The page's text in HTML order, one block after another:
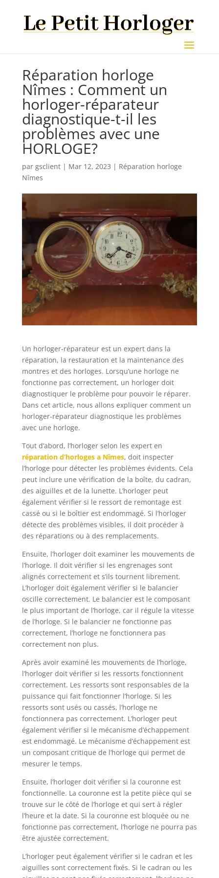
Réparation horloge
Nîmes : Comment un
horloger-réparateur
diagnostique-t-il les
problèmes avec une
HORLOGE?
par gsclient| Mar 12, 2023 | Réparation horloge
Nîmes
Un horloger-réparateur est un expert dans la
réparation, la restauration et la maintenance des
montres et des horloges. Lorsqu’une horloge ne
fonctionne pas correctement, un horloger doit
diagnostiquer le problème pour pouvoir le réparer.
Dans cet article, nous allons expliquer comment un
horloger-réparateur diagnostique les problèmes
avec une horloge.
Tout d’abord, l’horloger selon les expert en
réparation d’horloges a Nîmes, doit inspecter
l’horloge pour détecter les problèmes évidents. Cela
peut inclure une vérification de la boîte, du cadran,
des aiguilles et de la lunette. L’horloger peut
également vérifier si le ressort de remontage est
cassé ou si le boîtier est endommagé. Si l’horloger
détecte des problèmes visibles, il doit procéder à
des réparations ou à des remplacements.
Ensuite, l’horloger doit examiner les mouvements de
l’horloge. Il doit vérifier si les engrenages sont
alignés correctement et s’ils tournent librement.
L’horloger doit également vérifier si le balancier
oscille correctement. Le balancier est le composant
le plus important de l’horloge, car il régule la vitesse
de l’horloge. Si le balancier ne fonctionne pas
correctement, l’horloge ne fonctionnera pas
correctement non plus.
Après avoir examiné les mouvements de l’horloge,
l’horloger doit vérifier si les ressorts fonctionnent
correctement. Les ressorts sont responsables de la
puissance qui fait fonctionner l’horloge. Si les
ressorts sont usés ou cassés, l’horloge ne
fonctionnera pas correctement. L’horloger peut
également vérifier si le mécanisme d’échappement
est endommagé. Le mécanisme d’échappement est
un composant critique de l’horloge qui permet de
mesurer le temps.
Ensuite, l’horloger doit vérifier si la couronne est
fonctionnelle. La couronne est la petite pièce qui se
trouve sur le côté de l’horloge et qui sert à régler
l’heure et la date. Si la couronne est bloquée ou ne
fonctionne pas correctement, l’horloge ne pourra pas
être ajustée correctement.
L’horloger peut également vérifier si le cadran et les
aiguilles sont correctement fixés. Si le cadran ou les